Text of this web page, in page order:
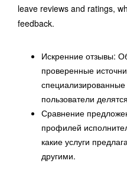
leave reviews and ratings,
feedback.
Искренние отзывы:
проверенные
пользователи
Сравнение
профилей
какие услуги
другими.